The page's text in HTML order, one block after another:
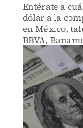
Entérate a
dólar a la
en México,
BBVA,